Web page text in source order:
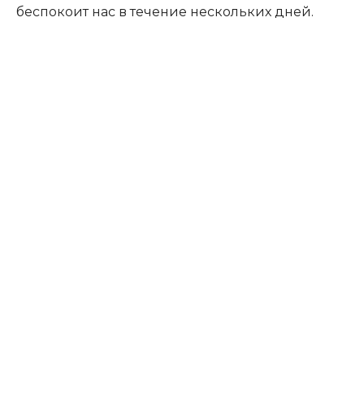
беспокоит нас в течение нескольких дней.